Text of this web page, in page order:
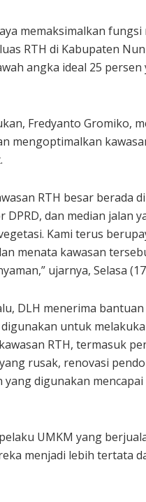
memaksimalkan
RTH di Kabupaten
angka ideal 25
Fredyanto Gromiko,
mengoptimalkan
RTH besar berada
DPRD, dan median jalan
Kami terus
menata kawasan
ujarnya, Selasa
DLH menerima bantuan
untuk
RTH, termasuk
rusak, renovasi
digunakan mencapai
UMKM yang
menjadi lebih tertata